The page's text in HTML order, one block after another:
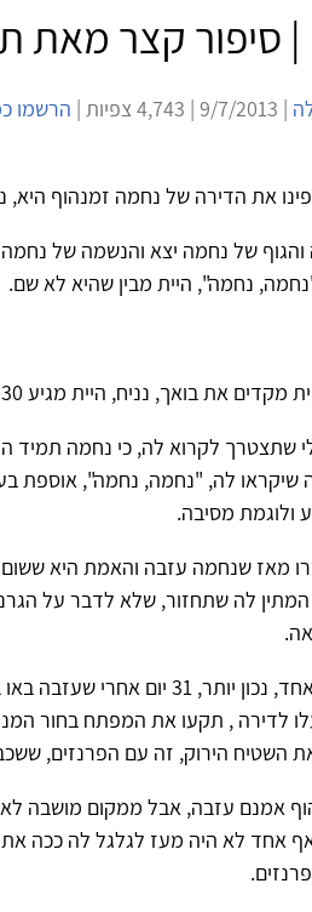
סיפור קצר מאת
| 9/7/2013 | 4,743 צפיות | הרשמו
את הדירה של נחמה זמנהוף
של נחמה יצא והנשמה של
נחמה", היית מבין שהיא לא שם.
בואך, נניח, היית מגיע 30 ימים לפני שהגעת, היית יכול לפגוש
שתצטרך לקרוא לה, כי נחמה תמיד
שיקראו לה, "נחמה, נחמה", אוספת
ולוגמת מסיבה.
עברו מאז שנחמה עזבה והאמת היא
לה שתחזור, שלא לדבר על
והנה, בקר אחד, נכון יותר,
לדירה , תקעו את המפתח בחור
השטיח הירוק, זה עם הפרנזים, ששכב
אמנם עזבה, אבל ממקום מושבה לא
אחד לא היה מעז לגלגל לה ככה את